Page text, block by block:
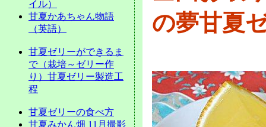
イル）
甘夏かあちゃん物語
（英語）
甘夏ゼリーができるま
で（栽培～ゼリー作
り）甘夏ゼリー製造工
程
甘夏ゼリーの食べ方
甘夏みかん畑 11月撮影
の夢甘夏